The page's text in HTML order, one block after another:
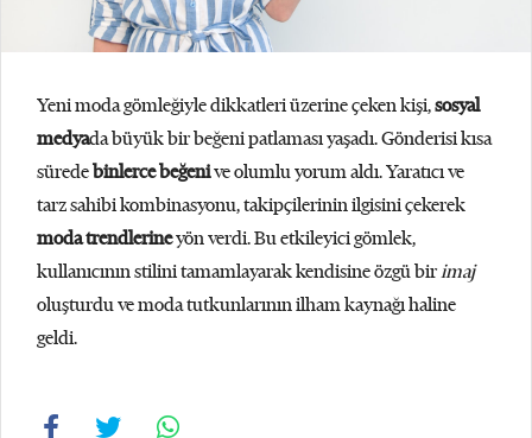
Yeni moda gömleğiyle dikkatleri üzerine çeken kişi,sosyal
medyada büyük bir beğeni patlaması yaşadı. Gönderisi kısa
süredebinlerce beğenive olumlu yorum aldı. Yaratıcı ve
tarz sahibi kombinasyonu, takipçilerinin ilgisini çekerek
moda trendlerineyön verdi. Bu etkileyici gömlek,
kullanıcının stilini tamamlayarak kendisine özgü birimaj
oluşturdu ve moda tutkunlarının ilham kaynağı haline
geldi.